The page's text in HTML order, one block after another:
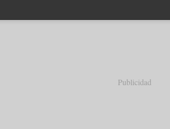
Publicidad